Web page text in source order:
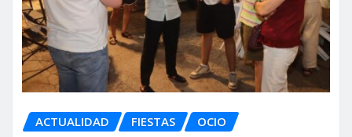
ACTUALIDAD FIESTAS OCIO